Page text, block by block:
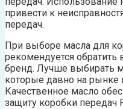
привести к
передач.
При выборе масла для
рекомендуется обратить
бренд. Лучше выбирать
которые давно на
Качественное масло
защиту коробки передач